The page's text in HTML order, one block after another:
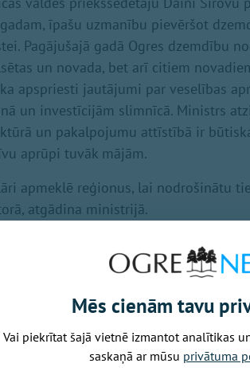
īpašu uzmanību pievēršot
Pagājušajā gadā Ogres dzemdību
un novada, bet arī citiem
apspriesti jautājumi par veselības
un investīcijām slimnīcā. Ministrs
un pakalpojumu attīstībā ir
aprūpi tuvāk mājām.
apmeklē reģionus, lai nodrošinātu
atgādina ministrijā.
Nākamais raksts
Piektdiena, 7.
Mēs cienām tavu
Vai piekrītat šajā vietnē izmantot analītikas
saskaņā ar mūsu privātuma